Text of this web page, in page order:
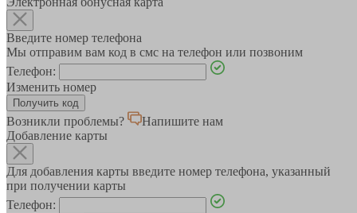
Введите номер телефона
Мы отправим вам код в смс на телефон или позвоним
Телефон:
Изменить номер
Возникли проблемы?
Напишите нам
Добавление карты
Для добавления карты введите номер телефона, указанный
при получении карты
Телефон: